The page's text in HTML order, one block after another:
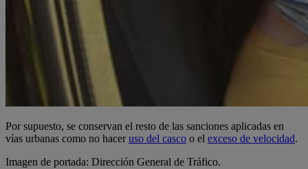
Por supuesto, se conservan el resto de las sanciones aplicadas en
vías urbanas como no haceruso del casco o el exceso de velocidad.
Imagen de portada: Dirección General de Tráfico.